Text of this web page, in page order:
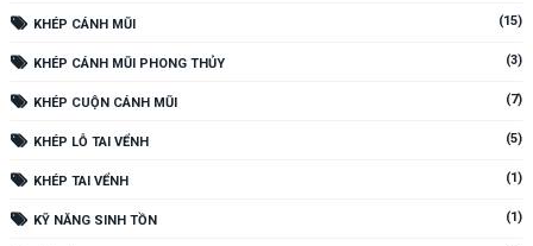
KHÉP CÁNH MŨI (15)
KHÉP CÁNH MŨI PHONG THỦY (3)
KHÉP CUỘN CÁNH MŨI (7)
KHÉP LỖ TAI VỂNH (5)
KHÉP TAI VỂNH (1)
KỸ NĂNG SINH TỒN (1)